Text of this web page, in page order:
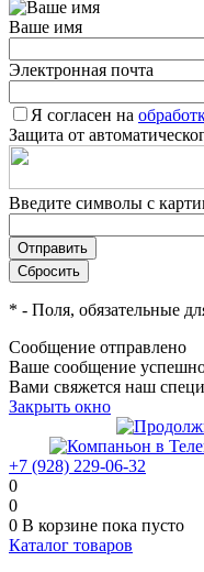
Ваше имя
Электронная почта
Я согласен на
Защита от
Введите символы с
* - Поля, обязательные
Сообщение отправлено
Ваше сообщение
Вами свяжется наш
Закрыть окно
+7 (928) 229-06-32
0
0
0 В корзине пока пусто
Каталог товаров